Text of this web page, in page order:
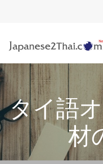
トップ
サービス
コンテンツ
講師紹介
料金
お申込流れ
タイ語
材